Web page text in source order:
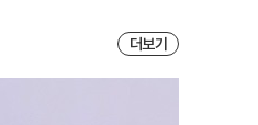
더보기